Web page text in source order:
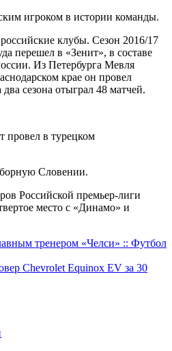
игроком в истории команды.
клубы. Сезон 2016/17
перешел в «Зенит», в составе
Из Петербурга Мевля
крае он провел
сезона отыграл 48 матчей.
провел в турецком
Словении.
Российской премьер-лиги
место с «Динамо» и
тренером «Челси» :: Футбол
Chevrolet Equinox EV за 30